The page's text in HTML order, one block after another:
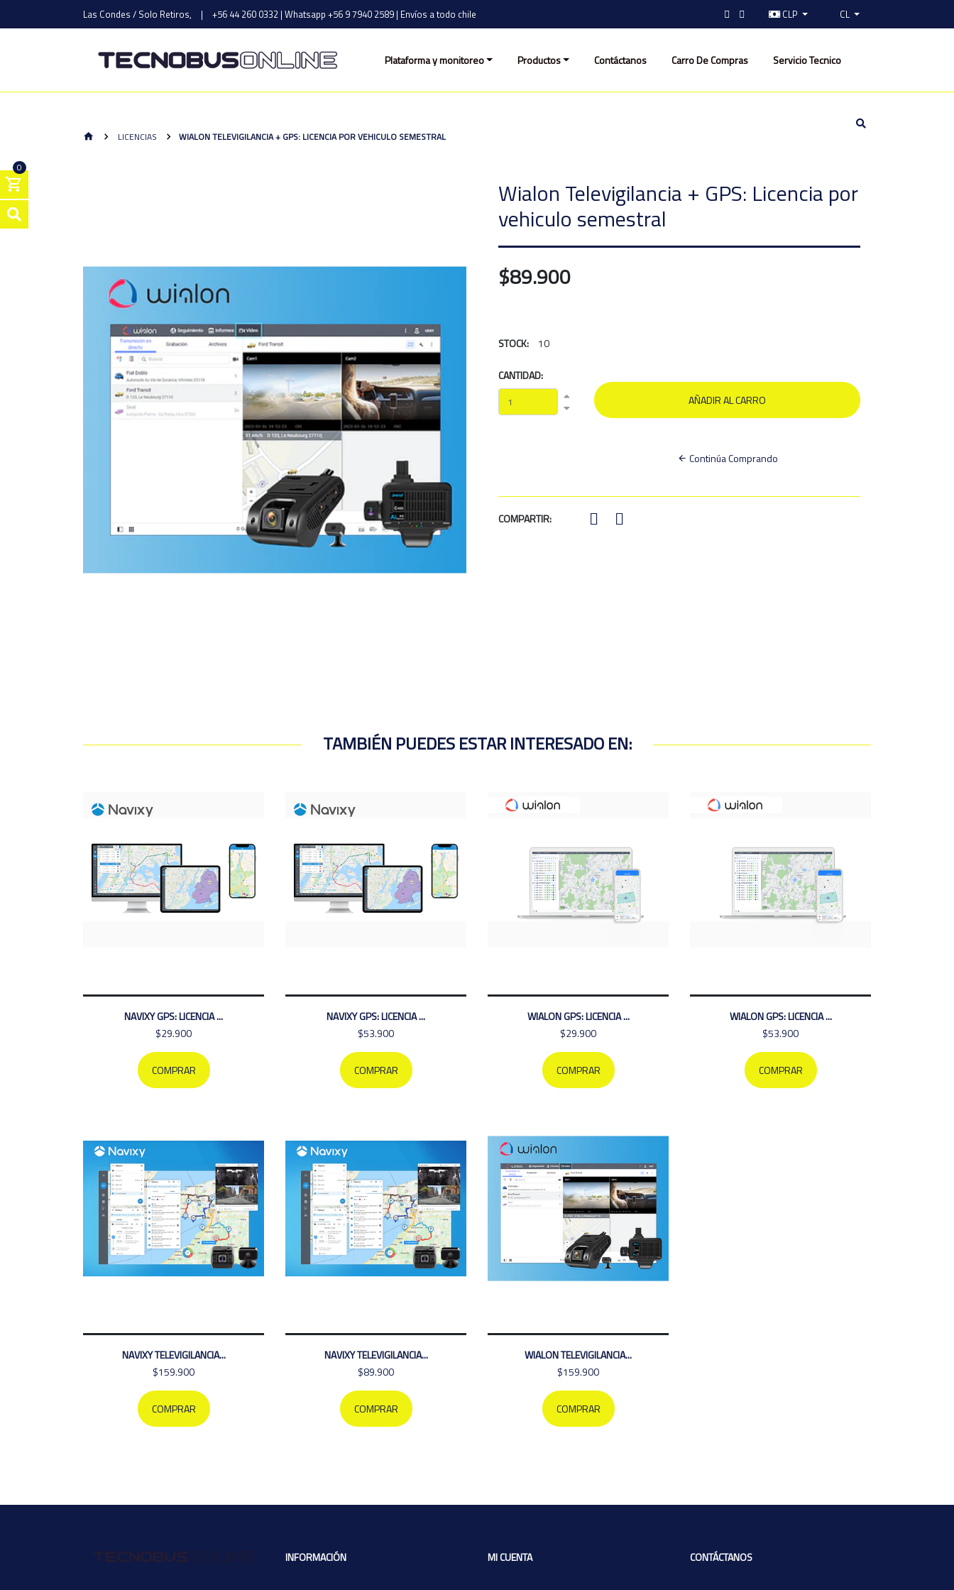
Las Condes / Solo Retiros, | +56 44 260 0332 | Whatsapp +56 9 7940 2589 | Envíos a todo chile CLP CL
Plataforma y monitoreo Productos Contáctanos Carro De Compras Servicio Tecnico
0
LICENCIAS WIALON TELEVIGILANCIA + GPS: LICENCIA POR VEHICULO SEMESTRAL
Wialon Televigilancia + GPS: Licencia por
vehiculo semestral
$89.900
STOCK: 10
CANTIDAD:
Continúa Comprando
COMPARTIR:
TAMBIÉN PUEDES ESTAR INTERESADO EN:
NAVIXY GPS: LICENCIA ...
$29.900
COMPRAR
NAVIXY GPS: LICENCIA ...
$53.900
COMPRAR
WIALON GPS: LICENCIA ...
$29.900
COMPRAR
WIALON GPS: LICENCIA ...
$53.900
COMPRAR
NAVIXY TELEVIGILANCIA...
$159.900
COMPRAR
NAVIXY TELEVIGILANCIA...
$89.900
COMPRAR
WIALON TELEVIGILANCIA...
$159.900
COMPRAR
INFORMACIÓN MI CUENTA CONTÁCTANOS